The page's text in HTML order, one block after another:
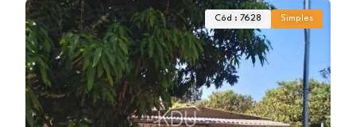
Cód : 7628 Simples